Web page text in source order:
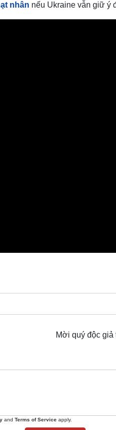
nhân nếu Ukraine vẫn giữ ý
Mời quý độc giả
and Terms of Service apply.